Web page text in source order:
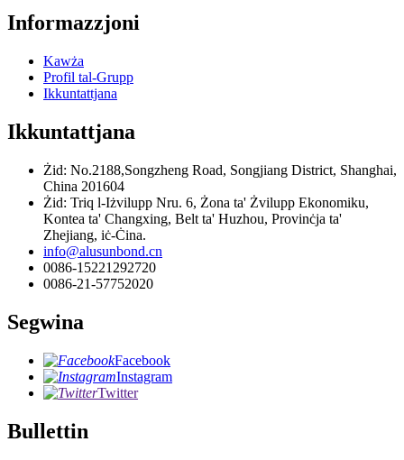
Informazzjoni
Kawża
Profil tal-Grupp
Ikkuntattjana
Ikkuntattjana
Żid: No.2188,Songzheng Road, Songjiang District, Shanghai,
China 201604
Żid: Triq l-Iżvilupp Nru. 6, Żona ta' Żvilupp Ekonomiku,
Kontea ta' Changxing, Belt ta' Huzhou, Provinċja ta'
Zhejiang, iċ-Ċina.
info@alusunbond.cn
0086-15221292720
0086-21-57752020
Segwina
Facebook
Instagram
Twitter
Bullettin